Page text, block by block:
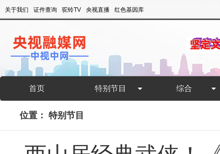
关于我们 证件查询 驼铃TV 央视直播 红色基因库
首页 特别节目 综合
位置： 特别节目